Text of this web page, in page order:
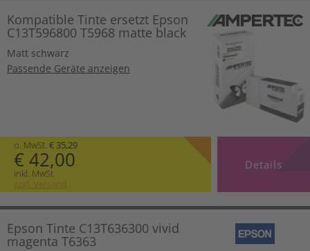
Kompatible Tinte ersetzt Epson
C13T596800 T5968 matte black
Matt schwarz
Passende Geräte anzeigen
o. MwSt. € 35,29
€ 42,00
inkl. MwSt.
zzgl. Versand
Details
Epson Tinte C13T636300 vivid
magenta T6363